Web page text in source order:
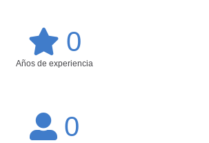
0
Años de experiencia
0